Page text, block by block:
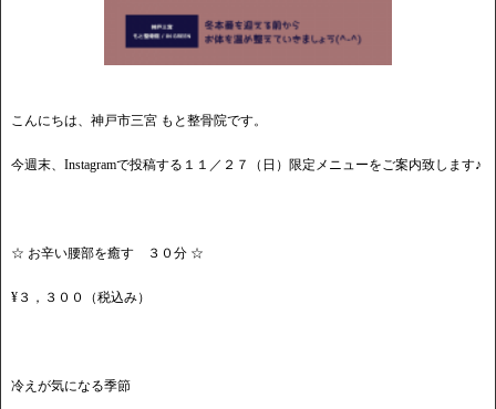
こんにちは、神戸市三宮 もと整骨院です。
今週末、Instagramで投稿する１１／２７（日）限定メニューをご案内致します♪
☆ お辛い腰部を癒す ３０分 ☆
¥３，３００（税込み）
冷えが気になる季節